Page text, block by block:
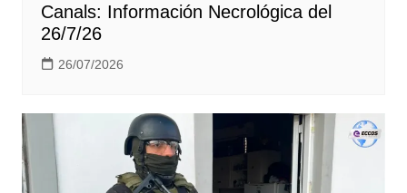
Canals: Información Necrológica del
26/7/26
26/07/2026